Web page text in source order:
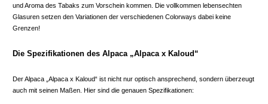
und Aroma des Tabaks zum Vorschein kommen. Die vollkommen lebensechten
Glasuren setzen den Variationen der verschiedenen Colorways dabei keine
Grenzen!
Die Spezifikationen des Alpaca „Alpaca x Kaloud“
Der Alpaca „Alpaca x Kaloud“ ist nicht nur optisch ansprechend, sondern überzeugt
auch mit seinen Maßen. Hier sind die genauen Spezifikationen: